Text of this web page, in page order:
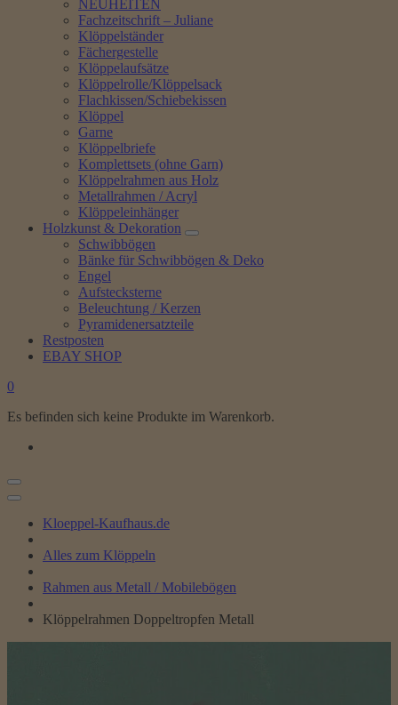
NEUHEITEN
Fachzeitschrift – Juliane
Klöppelständer
Fächergestelle
Klöppelaufsätze
Klöppelrolle/Klöppelsack
Flachkissen/Schiebekissen
Klöppel
Garne
Klöppelbriefe
Komplettsets (ohne Garn)
Klöppelrahmen aus Holz
Metallrahmen / Acryl
Klöppeleinhänger
Holzkunst & Dekoration
Schwibbögen
Bänke für Schwibbögen & Deko
Engel
Aufstecksterne
Beleuchtung / Kerzen
Pyramidenersatzteile
Restposten
EBAY SHOP
0
Es befinden sich keine Produkte im Warenkorb.
Kloeppel-Kaufhaus.de
Alles zum Klöppeln
Rahmen aus Metall / Mobilebögen
Klöppelrahmen Doppeltropfen Metall